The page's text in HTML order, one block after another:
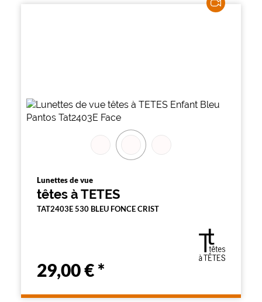
Lunettes de vue
têtes à TETES
TAT2403E 530 BLEU FONCE CRIST
29,00 €*